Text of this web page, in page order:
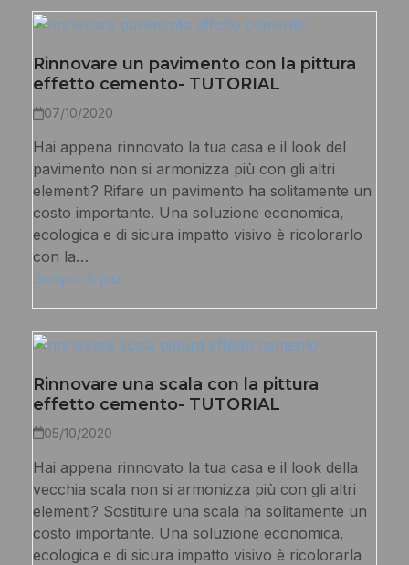
Rinnovare un pavimento con la pittura
effetto cemento- TUTORIAL
07/10/2020
Hai appena rinnovato la tua casa e il look del
pavimento non si armonizza più con gli altri
elementi? Rifare un pavimento ha solitamente un
costo importante. Una soluzione economica,
ecologica e di sicura impatto visivo è ricolorarlo
con la…
Scopri di più
Rinnovare una scala con la pittura
effetto cemento- TUTORIAL
05/10/2020
Hai appena rinnovato la tua casa e il look della
vecchia scala non si armonizza più con gli altri
elementi? Sostituire una scala ha solitamente un
costo importante. Una soluzione economica,
ecologica e di sicura impatto visivo è ricolorarla